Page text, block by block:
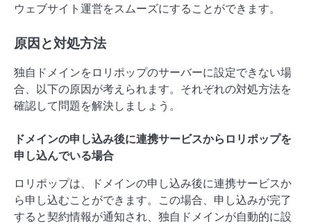
ウェブサイト運営をスムーズにすることができます。
原因と対処方法
独自ドメインをロリポップのサーバーに設定できない場
合、以下の原因が考えられます。それぞれの対処方法を
確認して問題を解決しましょう。
ドメインの申し込み後に連携サービスからロリポップを
申し込んでいる場合
ロリポップは、ドメインの申し込み後に連携サービスか
ら申し込むことができます。この場合、申し込みが完了
すると契約情報が通知され、独自ドメインが自動的に設